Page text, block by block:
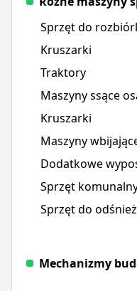
Sprzęt do
Kruszarki
Traktory
Maszyny ssące
Kruszarki
Maszyny
Dodatkowe
Sprzęt
Sprzęt do
Mechanizmy